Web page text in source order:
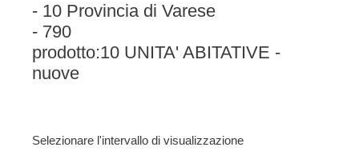
- 10 Provincia di Varese
- 790
prodotto:10 UNITA' ABITATIVE -
nuove
Selezionare l'intervallo di visualizzazione